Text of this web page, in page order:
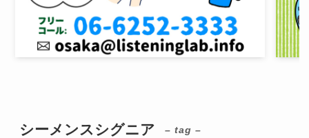
シーメンスシグニア – tag –